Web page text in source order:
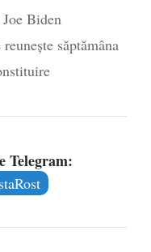
la
iulie 2024
Biden
săptămâna
Telegram: